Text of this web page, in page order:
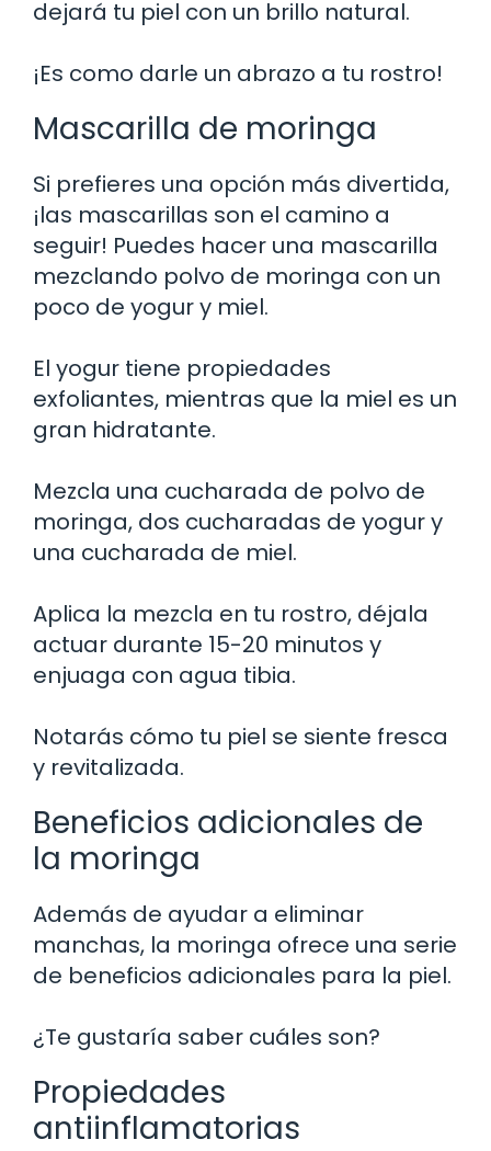
dejará tu piel con un brillo natural.
¡Es como darle un abrazo a tu rostro!
Mascarilla de moringa
Si prefieres una opción más divertida,
¡las mascarillas son el camino a
seguir! Puedes hacer una mascarilla
mezclando polvo de moringa con un
poco de yogur y miel.
El yogur tiene propiedades
exfoliantes, mientras que la miel es un
gran hidratante.
Mezcla una cucharada de polvo de
moringa, dos cucharadas de yogur y
una cucharada de miel.
Aplica la mezcla en tu rostro, déjala
actuar durante 15-20 minutos y
enjuaga con agua tibia.
Notarás cómo tu piel se siente fresca
y revitalizada.
Beneficios adicionales de
la moringa
Además de ayudar a eliminar
manchas, la moringa ofrece una serie
de beneficios adicionales para la piel.
¿Te gustaría saber cuáles son?
Propiedades
antiinflamatorias